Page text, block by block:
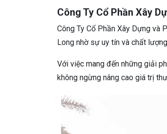
Công Ty Cổ Phần Xây
Công Ty Cổ Phần Xây Dựng và
Long nhờ sự uy tín và chất
Với việc mang đến những giải
không ngừng nâng cao giá trị